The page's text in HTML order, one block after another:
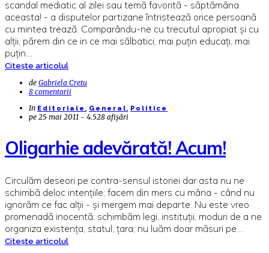
scandal mediatic al zilei sau temă favorită - săptămâna
aceasta! - a disputelor partizane întristează orice persoană
cu mintea trează. Comparându-ne cu trecutul apropiat și cu
alții, părem din ce in ce mai sălbatici, mai puțin educați, mai
puțin…
Citește articolul
de Gabriela Cretu
8 comentarii
In Editoriale , General, Politice
pe 25 mai 2011 - 4.528 afișări
Oligarhie adevărată! Acum!
Circulăm deseori pe contra-sensul istoriei dar asta nu ne
schimbă deloc intențiile; facem din mers cu mâna - când nu
ignorăm ce fac alții - și mergem mai departe. Nu este vreo
promenadă inocentă; schimbăm legi, instituții, moduri de a ne
organiza existența, statul, țara; nu luăm doar măsuri pe…
Citește articolul